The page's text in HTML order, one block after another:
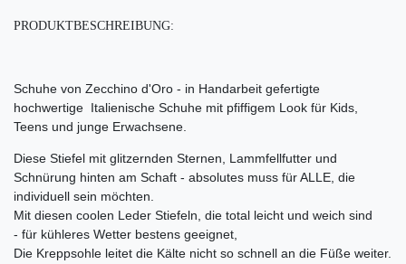
PRODUKTBESCHREIBUNG:
Schuhe von Zecchino d'Oro - in Handarbeit gefertigte
hochwertige Italienische Schuhe mit pfiffigem Look für Kids,
Teens und junge Erwachsene.
Diese Stiefel mit glitzernden Sternen, Lammfellfutter und
Schnürung hinten am Schaft - absolutes muss für ALLE, die
individuell sein möchten.
Mit diesen coolen Leder Stiefeln, die total leicht und weich sind
- für kühleres Wetter bestens geeignet,
Die Kreppsohle leitet die Kälte nicht so schnell an die Füße weiter.